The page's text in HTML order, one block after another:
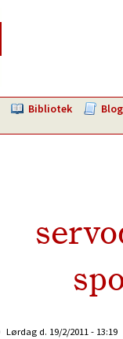
Bibliotek Blog
Lørdag d. 19/2/2011 - 13:19